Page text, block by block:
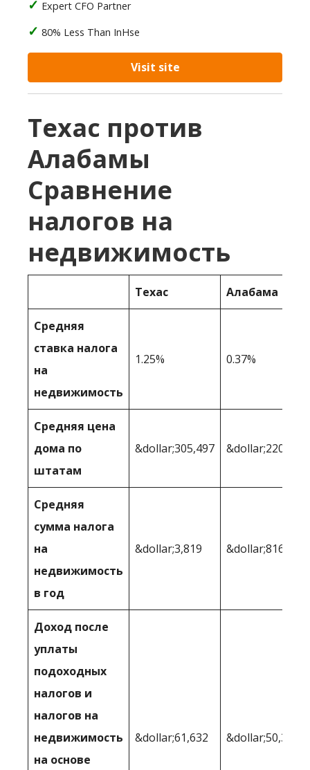
Expert CFO Partner
80% Less Than InHse
Visit site
Техас против
Алабамы
Сравнение
налогов на
недвижимость
Техас Алабама
Средняя
ставка налога
на
недвижимость
1.25% 0.37%
Средняя цена
дома по
штатам
&dollar;305,497 &dollar;220,419
Средняя
сумма налога
на
недвижимость
в год
&dollar;3,819 &dollar;816
Доход после
уплаты
подоходных
налогов и
налогов на
недвижимость
на основе
&dollar;61,632 &dollar;50,391